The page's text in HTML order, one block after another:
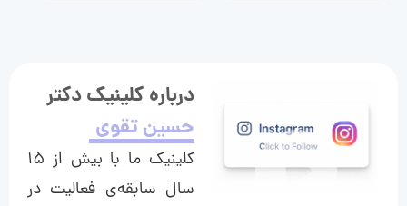
درباره کلینیک دکتر
حسین تقوی
کلینیک ما با بیش از ۱۵
سال سابقه‌ی فعالیت در